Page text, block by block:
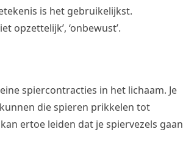
is het gebruikelijkst.
opzettelijk’, ‘onbewust’.
spiercontracties in het lichaam. Je
die spieren prikkelen tot
ertoe leiden dat je spiervezels gaan